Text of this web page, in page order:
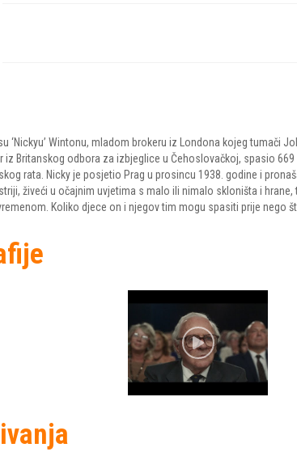
‘Nickyu’ Wintonu, mladom brokeru iz Londona kojeg tumači
iz Britanskog odbora za izbjeglice u Čehoslovačkoj, spasio
rata. Nicky je posjetio Prag u prosincu 1938. godine i
živeći u očajnim uvjetima s malo ili nimalo skloništa i
Koliko djece on i njegov tim mogu spasiti prije nego